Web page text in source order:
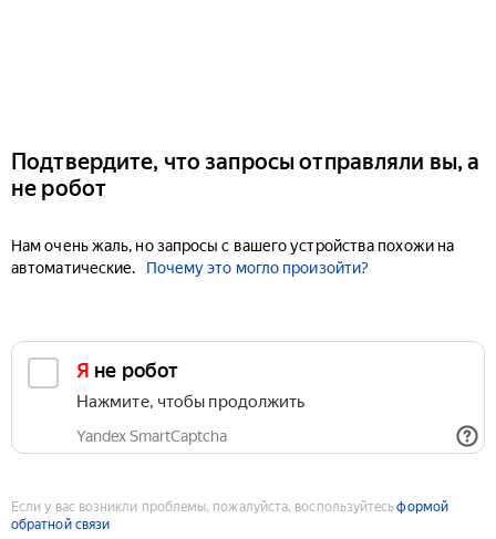
Подтвердите, что запросы отправляли вы, а
не робот
Нам очень жаль, но запросы с вашего устройства похожи на
автоматические.
Почему это могло произойти?
Я не робот
Нажмите, чтобы продолжить
Yandex SmartCaptcha
Если у вас возникли проблемы, пожалуйста, воспользуйтесьформой
обратной связи